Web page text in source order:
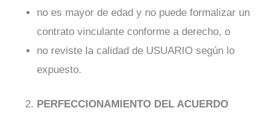
no es mayor de edad y no puede formalizar un
contrato vinculante conforme a derecho, o
no reviste la calidad de USUARIO según lo
expuesto.
PERFECCIONAMIENTO DEL ACUERDO